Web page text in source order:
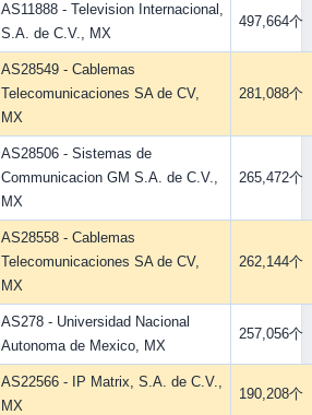
AS11888 - Television Internacional,
S.A. de C.V., MX
497,664个
AS28549 - Cablemas
Telecomunicaciones SA de CV,
MX
281,088个
AS28506 - Sistemas de
Communicacion GM S.A. de C.V.,
MX
265,472个
AS28558 - Cablemas
Telecomunicaciones SA de CV,
MX
262,144个
AS278 - Universidad Nacional
Autonoma de Mexico, MX
257,056个
AS22566 - IP Matrix, S.A. de C.V.,
MX
190,208个